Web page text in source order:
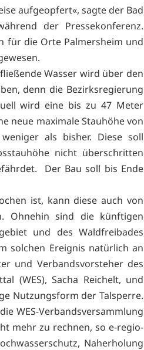
aufgeopfert«, sagte der Bad
der Pressekonferenz.
für die Orte Palmersheim und
Wasser wird über den
denn die Bezirksregierung
wird eine bis zu 47 Meter
neue maximale Stauhöhe von
als bisher. Diese soll
nicht überschritten
Der Bau soll bis Ende
ist, kann diese auch von
Ohnehin sind die künftigen
und des Waldfreibades
solchen Ereignis natürlich an
und Verbandsvorsteher des
(WES), Sacha Reichelt, und
Nutzungsform der Talsperre.
WES-Verbandsversammlung
mehr zu rechnen, so e-regio-
Naherholung